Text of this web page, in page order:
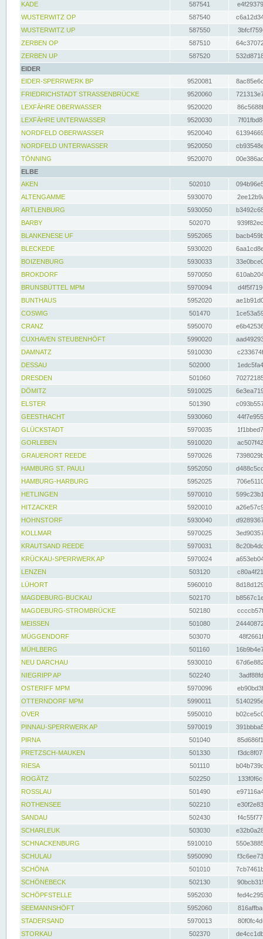
KADE
587541
WUSTERWITZ OP
587540
WUSTERWITZ UP
587550
ZERBEN OP
587510
ZERBEN UP
587520
EIDER
EIDER-SPERRWERK BP
9520081
FRIEDRICHSTADT STRASSENBRÜCKE
9520060
LEXFÄHRE OBERWASSER
9520020
LEXFÄHRE UNTERWASSER
9520030
NORDFELD OBERWASSER
9520040
NORDFELD UNTERWASSER
9520050
TÖNNING
9520070
ELBE
AKEN
502010
ALTENGAMME
5930070
ARTLENBURG
5930050
BARBY
502070
BLANKENESE UF
5952065
BLECKEDE
5930020
BOIZENBURG
5930033
BROKDORF
5970050
BRUNSBÜTTEL MPM
5970094
BUNTHAUS
5952020
COSWIG
501470
CRANZ
5950070
CUXHAVEN STEUBENHÖFT
5990020
DAMNATZ
5910030
DESSAU
502000
DRESDEN
501060
DÖMITZ
5910025
ELSTER
501390
GEESTHACHT
5930060
GLÜCKSTADT
5970035
GORLEBEN
5910020
GRAUERORT REEDE
5970026
HAMBURG ST. PAULI
5952050
HAMBURG-HARBURG
5952025
HETLINGEN
5970010
HITZACKER
5920010
HOHNSTORF
5930040
KOLLMAR
5970025
KRAUTSAND REEDE
5970031
KRÜCKAU-SPERRWERK AP
5970024
LENZEN
503120
LÜHORT
5960010
MAGDEBURG-BUCKAU
502170
MAGDEBURG-STROMBRÜCKE
502180
MEISSEN
501080
MÜGGENDORF
503070
MÜHLBERG
501160
NEU DARCHAU
5930010
NIEGRIPP AP
502240
OSTERIFF MPM
5970096
OTTERNDORF MPM
5990011
OVER
5950010
PINNAU-SPERRWERK AP
5970019
PIRNA
501040
PRETZSCH-MAUKEN
501330
RIESA
501110
ROGÄTZ
502250
ROSSLAU
501490
ROTHENSEE
502210
SANDAU
502430
SCHARLEUK
503030
SCHNACKENBURG
5910010
SCHULAU
5950090
SCHÖNA
501010
SCHÖNEBECK
502130
SCHÖPFSTELLE
5952030
SEEMANNSHÖFT
5952060
STADERSAND
5970013
STORKAU
502370